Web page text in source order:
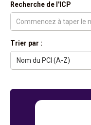
Recherche de l'ICP
Trier par :